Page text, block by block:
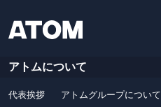
アトムについて
代表挨拶 アトムグループについて